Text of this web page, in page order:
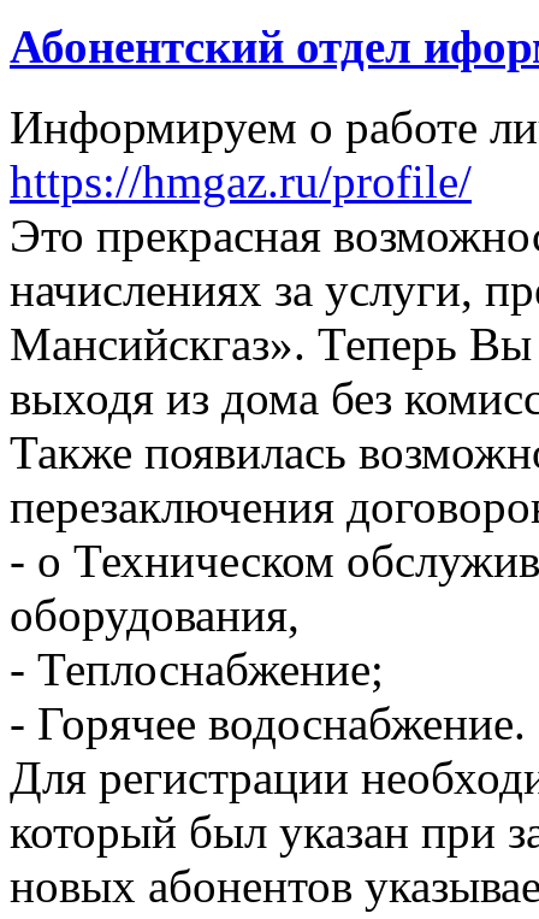
Абонентский отдел
Информируем о работе
https://hmgaz.ru/profile/
Это прекрасная
начислениях за услуги,
Мансийскгаз». Теперь Вы
выходя из дома без
Также появилась
перезаключения
- о Техническом
оборудования,
- Теплоснабжение;
- Горячее водоснабжение.
Для регистрации
который был указан при
новых абонентов